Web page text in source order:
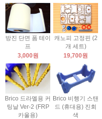
방진 단면 폼 테이
프
3,000원
캐노피 고정핀 (2
개 세트)
19,700원
Brico 드라멜용 커
팅날 Ver-2 (FRP
카울용)
Brico 비행기 스탠
드 (휴대용) 진회
색